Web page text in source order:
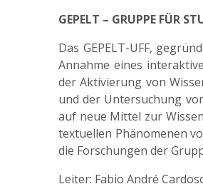
GEPELT – GRUPPE FÜR
Das GEPELT-UFF,
Annahme eines
der Aktivierung von
und der Untersuchung
auf neue Mittel zur
textuellen Phänomenen
die Forschungen der
Leiter: Fabio André